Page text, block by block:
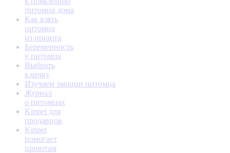
питомца дома
Как взять
питомца
из приюта
Беременность
у питомца
Выбрать
кличку
Изучаем эмоции питомца
Журнал
о питомцах
Kinpet для
продавцов
Kinpet
помогает
приютам